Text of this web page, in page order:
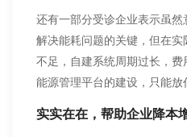
还有一部分受诊企业表示虽
解决能耗问题的关键，但在
不足，自建系统周期过长，
能源管理平台的建设，只能放
实实在在，帮助企业降本